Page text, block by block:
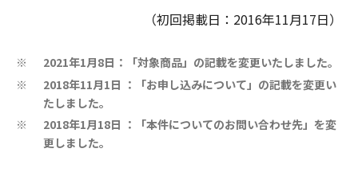
（初回掲載日：2016年11月17日）
※ 2021年1月8日：「対象商品」の記載を変更いたしました。
※
2018年11月1日 ：「お申し込みについて」の記載を変更い
たしました。
※
2018年1月18日 ：「本件についてのお問い合わせ先」を変
更しました。